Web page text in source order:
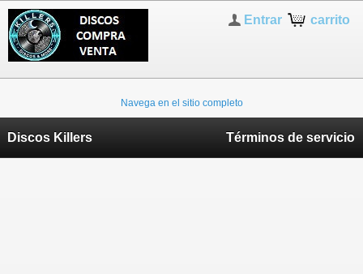
carrito
Entrar
Navega en el sitio completo
Discos Killers Términos de servicio